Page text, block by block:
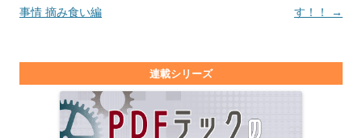
事情 摘み食い編
す！！
→
連載シリーズ